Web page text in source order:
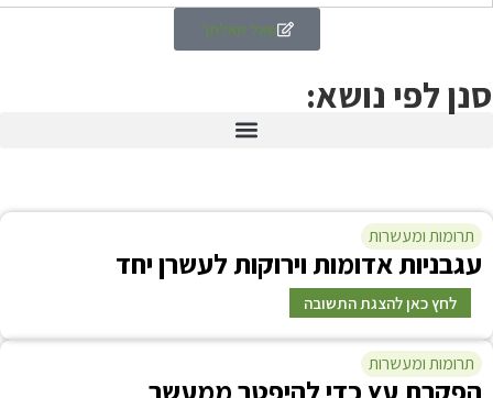
שאל שאלתך
נושא:
אדומות וירוקות לעשרן יחד
להצגת התשובה
כדי להיפטר ממעשר